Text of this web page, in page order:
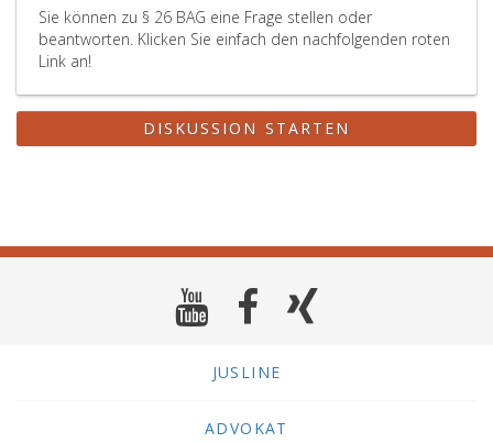
Sie können zu § 26 BAG eine Frage stellen oder
beantworten. Klicken Sie einfach den nachfolgenden roten
Link an!
DISKUSSION STARTEN
JUSLINE
ADVOKAT